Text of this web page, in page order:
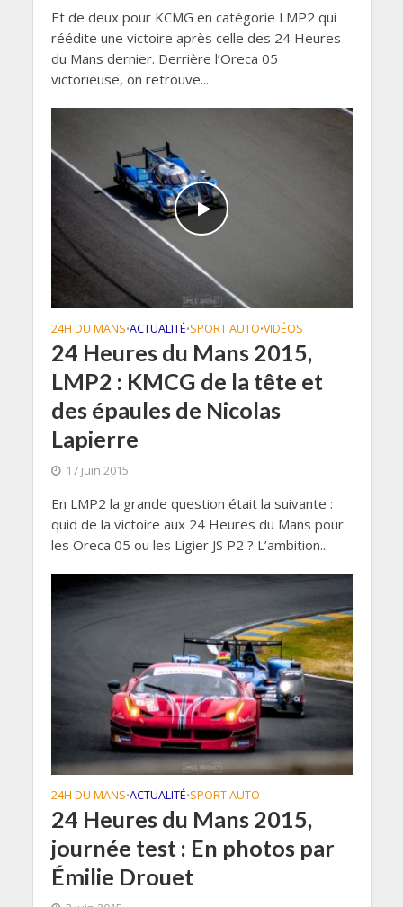
Et de deux pour KCMG en catégorie LMP2 qui
réédite une victoire après celle des 24 Heures
du Mans dernier. Derrière l’Oreca 05
victorieuse, on retrouve...
24H DU MANS•ACTUALITÉ•SPORT AUTO•VIDÉOS
24 Heures du Mans 2015,
LMP2 : KMCG de la tête et
des épaules de Nicolas
Lapierre
17 juin 2015
En LMP2 la grande question était la suivante :
quid de la victoire aux 24 Heures du Mans pour
les Oreca 05 ou les Ligier JS P2 ? L’ambition...
24H DU MANS•ACTUALITÉ•SPORT AUTO
24 Heures du Mans 2015,
journée test : En photos par
Émilie Drouet